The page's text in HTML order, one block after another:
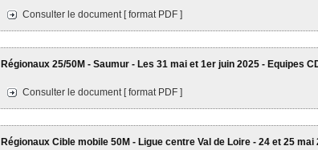
Consulter le document [ format PDF ]
Régionaux 25/50M - Saumur - Les 31 mai et 1er juin 2025 - Equipes
Consulter le document [ format PDF ]
Régionaux Cible mobile 50M - Ligue centre Val de Loire - 24 et 25 mai